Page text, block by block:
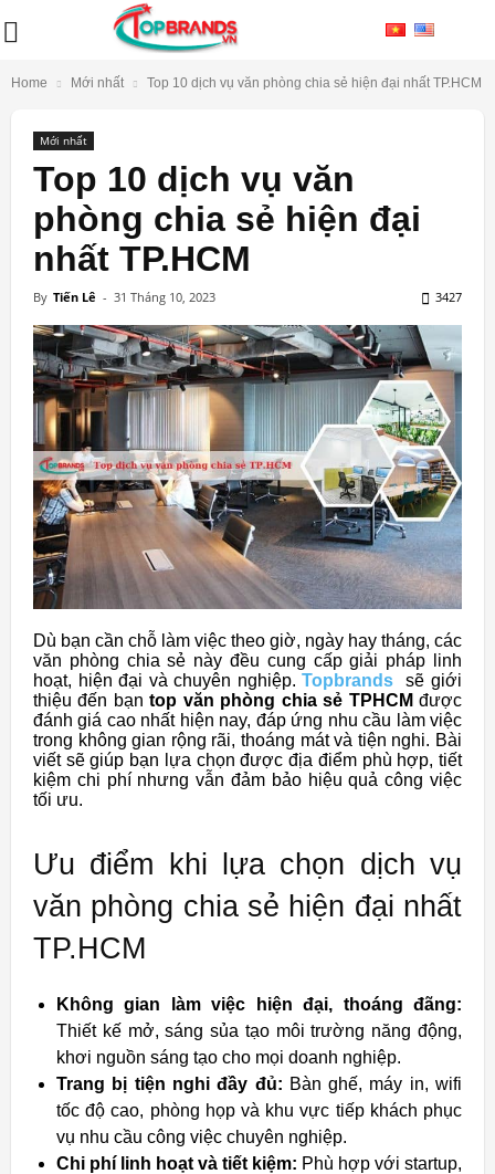
Home Mới nhất Top 10 dịch vụ văn phòng chia sẻ hiện đại nhất TP.HCM
Mới nhất
Top 10 dịch vụ văn
phòng chia sẻ hiện đại
nhất TP.HCM
By Tiến Lê - 31 Tháng 10, 2023 3427
Dù bạn cần chỗ làm việc theo giờ, ngày hay tháng, các
văn phòng chia sẻ này đều cung cấp giải pháp linh
hoạt, hiện đại và chuyên nghiệp.Topbrands sẽ giới
thiệu đến bạntop văn phòng chia sẻ TPHCMđược
đánh giá cao nhất hiện nay, đáp ứng nhu cầu làm việc
trong không gian rộng rãi, thoáng mát và tiện nghi. Bài
viết sẽ giúp bạn lựa chọn được địa điểm phù hợp, tiết
kiệm chi phí nhưng vẫn đảm bảo hiệu quả công việc
tối ưu.
Ưu điểm khi lựa chọn dịch vụ
văn phòng chia sẻ hiện đại nhất
TP.HCM
Không gian làm việc hiện đại, thoáng đãng:
Thiết kế mở, sáng sủa tạo môi trường năng động,
khơi nguồn sáng tạo cho mọi doanh nghiệp.
Trang bị tiện nghi đầy đủ: Bàn ghế, máy in, wifi
tốc độ cao, phòng họp và khu vực tiếp khách phục
vụ nhu cầu công việc chuyên nghiệp.
Chi phí linh hoạt và tiết kiệm: Phù hợp với startup,